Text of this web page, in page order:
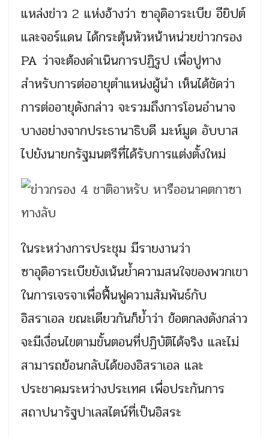
แหล่งข่าว 2 แห่งอ้างว่า ซาอุดิอาระเบีย อียิปต์
และจอร์แดน ได้กระตุ้นหัวหน้าหน่วยข่าวกรอง
PA ว่าจะต้องดำเนินการปฏิรูป เพื่อปูทาง
สำหรับการต่ออายุตำแหน่งผู้นำ เห็นได้ชัดว่า
การต่ออายุดังกล่าว จะรวมถึงการโอนอำนาจ
บางอย่างจากประธานาธิบดี มะห์มูด อับบาส
ไปยังนายกรัฐมนตรีที่ได้รับการแต่งตั้งใหม่
ในระหว่างการประชุม มีรายงานว่า
ซาอุดิอาระเบียยังเน้นย้ำความสนใจของพวกเขา
ในการเจรจาเพื่อฟื้นฟูความสัมพันธ์กับ
อิสราเอล ขณะเดียวกันก็ย้ำว่า ข้อตกลงดังกล่าว
จะมีเงื่อนไขตามขั้นตอนที่ปฏิบัติได้จริง และไม่
สามารถย้อนกลับได้ของอิสราเอล และ
ประชาคมระหว่างประเทศ เพื่อประกันการ
สถาปนารัฐปาเลสไตน์ที่เป็นอิสระ